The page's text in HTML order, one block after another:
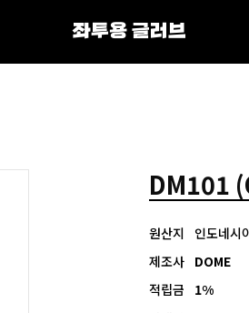
좌투용 글러브
DM101
원산지
인도네시
제조사 DOME
적립금
1%